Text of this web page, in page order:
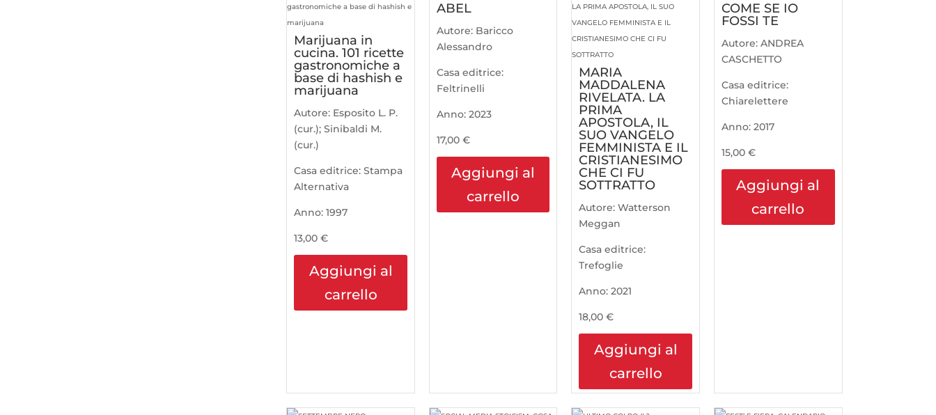
Marijuana in
cucina. 101 ricette
gastronomiche a
base di hashish e
marijuana
Autore: Esposito L. P.
(cur.); Sinibaldi M.
(cur.)
Casa editrice:Stampa
Alternativa
Anno:1997
13,00€
Aggiungi al
carrello
ABEL
Autore: Baricco
Alessandro
Casa editrice:
Feltrinelli
Anno: 2023
17,00 €
Aggiungi al
carrello
MARIA
MADDALENA
RIVELATA. LA
PRIMA
APOSTOLA, IL
SUO VANGELO
FEMMINISTA E IL
CRISTIANESIMO
CHE CI FU
SOTTRATTO
Autore:Watterson
Meggan
Casa editrice:
Trefoglie
Anno:2021
18,00€
Aggiungi al
carrello
COME SE IO
FOSSI TE
Autore: ANDREA
CASCHETTO
Casa editrice:
Chiarelettere
Anno: 2017
15,00 €
Aggiungi al
carrello